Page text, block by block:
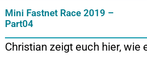
Mini Fastnet Race 2019 –
Part04
Christian zeigt euch hier, wie